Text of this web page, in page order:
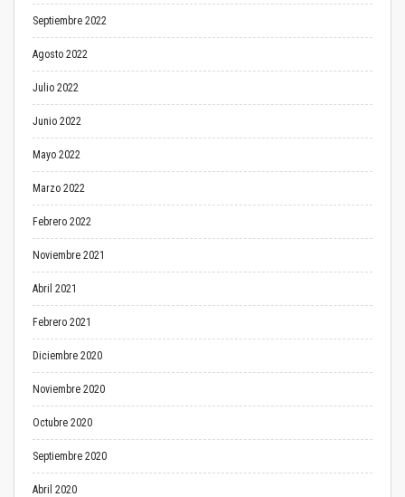
Septiembre 2022
Agosto 2022
Julio 2022
Junio 2022
Mayo 2022
Marzo 2022
Febrero 2022
Noviembre 2021
Abril 2021
Febrero 2021
Diciembre 2020
Noviembre 2020
Octubre 2020
Septiembre 2020
Abril 2020